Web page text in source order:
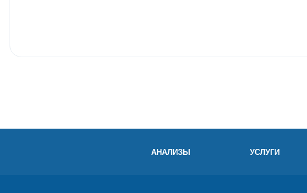
АНАЛИЗЫ УСЛУГИ